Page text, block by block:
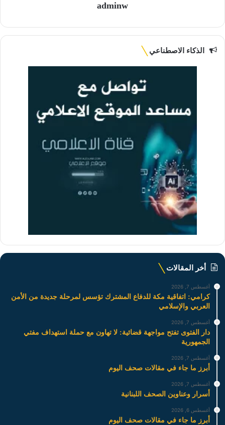
adminw
الذكاء الاصطناعي
أخر المقالات
أغسطس 7, 2026
كرامي: اتفاقية مكة للدفاع المشترك تؤسس لمرحلة جديدة من الأمن
العربي والإسلامي
أغسطس 7, 2026
دار الفتوى تفتح مواجهة قضائية: لا تهاون مع حملة استهداف مفتي
الجمهورية
أغسطس 7, 2026
أبرز ما جاء في مقالات صحف اليوم
أغسطس 7, 2026
أسرار وعناوين الصحف اللبنانية
أغسطس 6, 2026
أبرز ما جاء في مقالات صحف اليوم